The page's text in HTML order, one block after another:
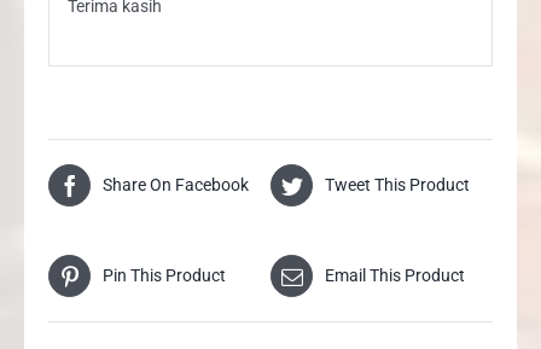
Terima kasih
Share On Facebook Tweet This Product
Pin This Product Email This Product